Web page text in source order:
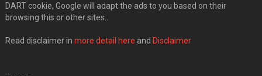
DART cookie, Google will adapt the ads to you based on their
browsing this or other sites..
Read disclaimer in more detail here and Disclaimer